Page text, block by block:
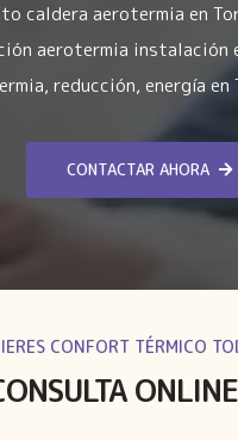
caldera aerotermia en
aerotermia instalación
reducción, energía en
CONTACTAR AHORA
CONFORT TÉRMICO
ONLINE